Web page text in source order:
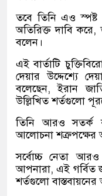
তবে তিনি এও স্পষ্ট
অতিরিক্ত দাবি করে,
বলেন।
এই বার্তাটি
দেয়ার উদ্দেশ্যে
বলেছেন, ইরান
উল্লিখিত শর্তগুলো
তিনি আরও সতর্ক
আলোচনা শত্রুপক্ষের
সর্বোচ্চ নেতা
আপনারা, এই গর্বিত
শর্তগুলো